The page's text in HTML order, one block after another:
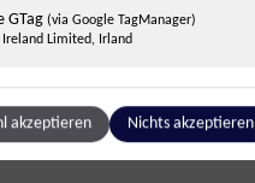
GTag (via Google TagManager)
Ireland Limited, Irland
Inhalte(1)
akzeptieren Nichts akzeptieren